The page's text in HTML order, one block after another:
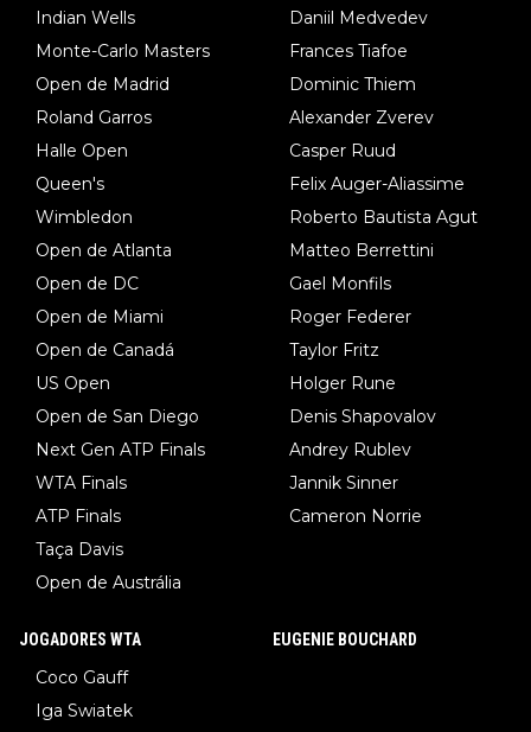
Indian Wells
Monte-Carlo Masters
Open de Madrid
Roland Garros
Halle Open
Queen's
Wimbledon
Open de Atlanta
Open de DC
Open de Miami
Open de Canadá
US Open
Open de San Diego
Next Gen ATP Finals
WTA Finals
ATP Finals
Taça Davis
Open de Austrália
Daniil Medvedev
Frances Tiafoe
Dominic Thiem
Alexander Zverev
Casper Ruud
Felix Auger-Aliassime
Roberto Bautista Agut
Matteo Berrettini
Gael Monfils
Roger Federer
Taylor Fritz
Holger Rune
Denis Shapovalov
Andrey Rublev
Jannik Sinner
Cameron Norrie
JOGADORES WTA
Coco Gauff
Iga Swiatek
EUGENIE BOUCHARD